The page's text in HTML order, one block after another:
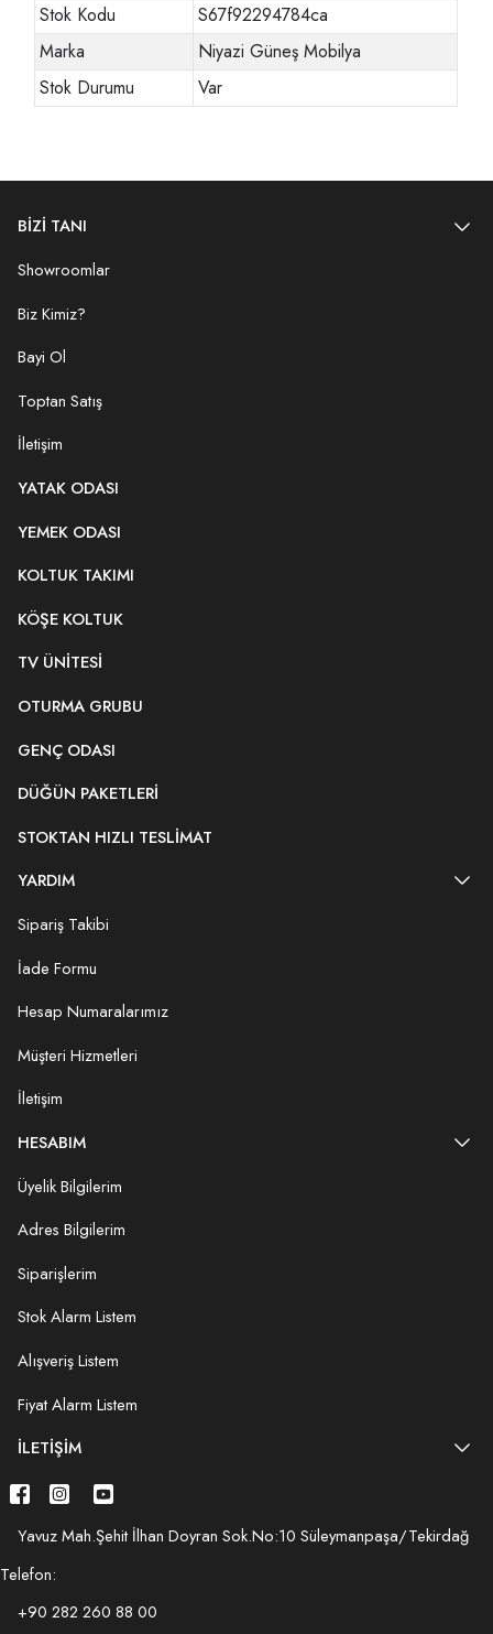
Stok Kodu
S67f92294784ca
Marka
Niyazi Güneş Mobilya
Stok Durumu
Var
BİZİ TANI
Showroomlar
Biz Kimiz?
Bayi Ol
Toptan Satış
İletişim
YATAK ODASI
YEMEK ODASI
KOLTUK TAKIMI
KÖŞE KOLTUK
TV ÜNITESI
OTURMA GRUBU
GENÇ ODASI
DÜĞÜN PAKETLERI
STOKTAN HIZLI TESLIMAT
YARDIM
Sipariş Takibi
İade Formu
Hesap Numaralarımız
Müşteri Hizmetleri
İletişim
HESABIM
Üyelik Bilgilerim
Adres Bilgilerim
Siparişlerim
Stok Alarm Listem
Alışveriş Listem
Fiyat Alarm Listem
İLETIŞIM
Yavuz Mah.Şehit İlhan Doyran Sok.No:10 Süleymanpaşa/Tekirdağ
Telefon:
+90 282 260 88 00